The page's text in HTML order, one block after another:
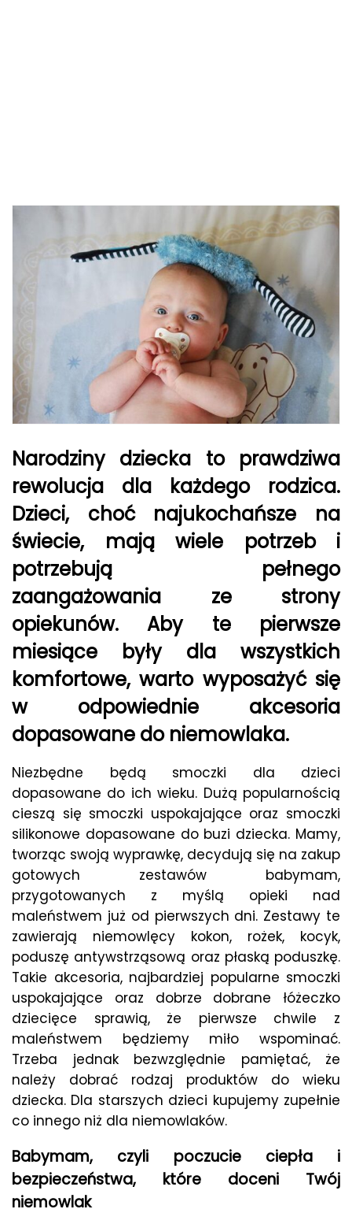
Narodziny dziecka to prawdziwa
rewolucja dla każdego rodzica.
Dzieci, choć najukochańsze na
świecie, mają wiele potrzeb i
potrzebują pełnego
zaangażowania ze strony
opiekunów. Aby te pierwsze
miesiące były dla wszystkich
komfortowe, warto wyposażyć się
w odpowiednie akcesoria
dopasowane do niemowlaka.
Niezbędne będą smoczki dla dzieci
dopasowane do ich wieku. Dużą popularnością
cieszą się smoczki uspokajające oraz smoczki
silikonowe dopasowane do buzi dziecka. Mamy,
tworząc swoją wyprawkę, decydują się na zakup
gotowych zestawów babymam,
przygotowanych z myślą opieki nad
maleństwem już od pierwszych dni. Zestawy te
zawierają niemowlęcy kokon, rożek, kocyk,
poduszę antywstrząsową oraz płaską poduszkę.
Takie akcesoria, najbardziej popularne smoczki
uspokajające oraz dobrze dobrane łóżeczko
dziecięce sprawią, że pierwsze chwile z
maleństwem będziemy miło wspominać.
Trzeba jednak bezwzględnie pamiętać, że
należy dobrać rodzaj produktów do wieku
dziecka. Dla starszych dzieci kupujemy zupełnie
co innego niż dla niemowlaków.
Babymam, czyli poczucie ciepła i
bezpieczeństwa, które doceni Twój
niemowlak